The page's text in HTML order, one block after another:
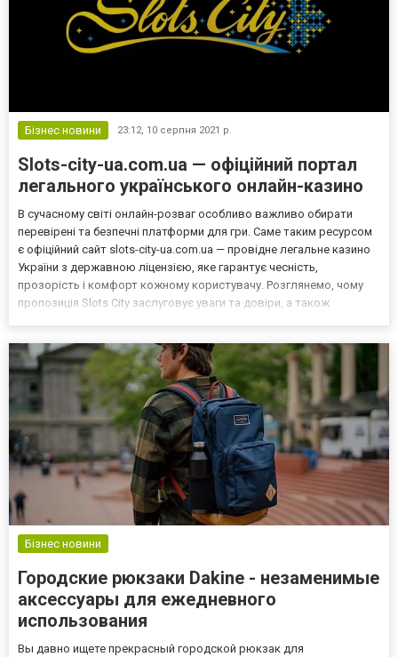
Бізнес новини 23:12, 10 серпня 2021 р.
Slots-city-ua.com.ua — офіційний портал
легального українського онлайн-казино
В сучасному світі онлайн-розваг особливо важливо обирати
перевірені та безпечні платформи для гри. Саме таким ресурсом
є офіційний сайт slots-city-ua.com.ua — провідне легальне казино
України з державною ліцензією, яке гарантує чесність,
прозорість і комфорт кожному користувачу. Розглянемо, чому
пропозиція Slots City заслуговує уваги та довіри, а також
Бізнес новини
Городские рюкзаки Dakine - незаменимые
аксессуары для ежедневного
использования
Вы давно ищете прекрасный городской рюкзак для